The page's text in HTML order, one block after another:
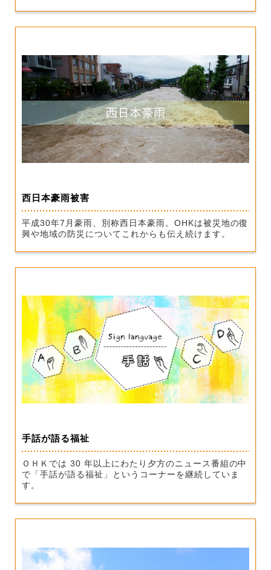
西日本豪雨被害
平成30年7月豪雨、別称西日本豪雨。OHKは被災地の復
興や地域の防災についてこれからも伝え続けます。
手話が語る福祉
ＯＨＫでは 30 年以上にわたり夕方のニュース番組の中
で「手話が語る福祉」というコーナーを継続していま
す。